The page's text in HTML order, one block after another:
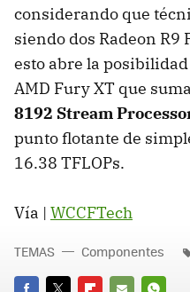
considerando que
siendo dos Radeon R9
esto abre la posibilidad
AMD Fury XT que
8192 Stream
punto flotante de
16.38 TFLOPs.
Vía | WCCFTech
TEMAS Componentes